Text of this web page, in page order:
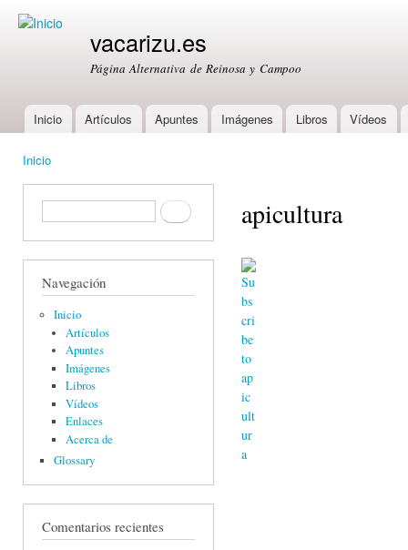
vacarizu.es
Página Alternativa de Reinosa y Campoo
Main menu
Inicio Artículos Apuntes Imágenes Libros Vídeos
Inicio
Formulario de búsquedaBuscar
Navegación
Inicio
Artículos
Apuntes
Imágenes
Libros
Vídeos
Enlaces
Acerca de
Glossary
Comentarios recientes
apicultura